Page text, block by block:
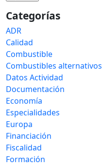
Categorías
ADR
Calidad
Combustible
Combustibles alternativos
Datos Actividad
Documentación
Economía
Especialidades
Europa
Financiación
Fiscalidad
Formación